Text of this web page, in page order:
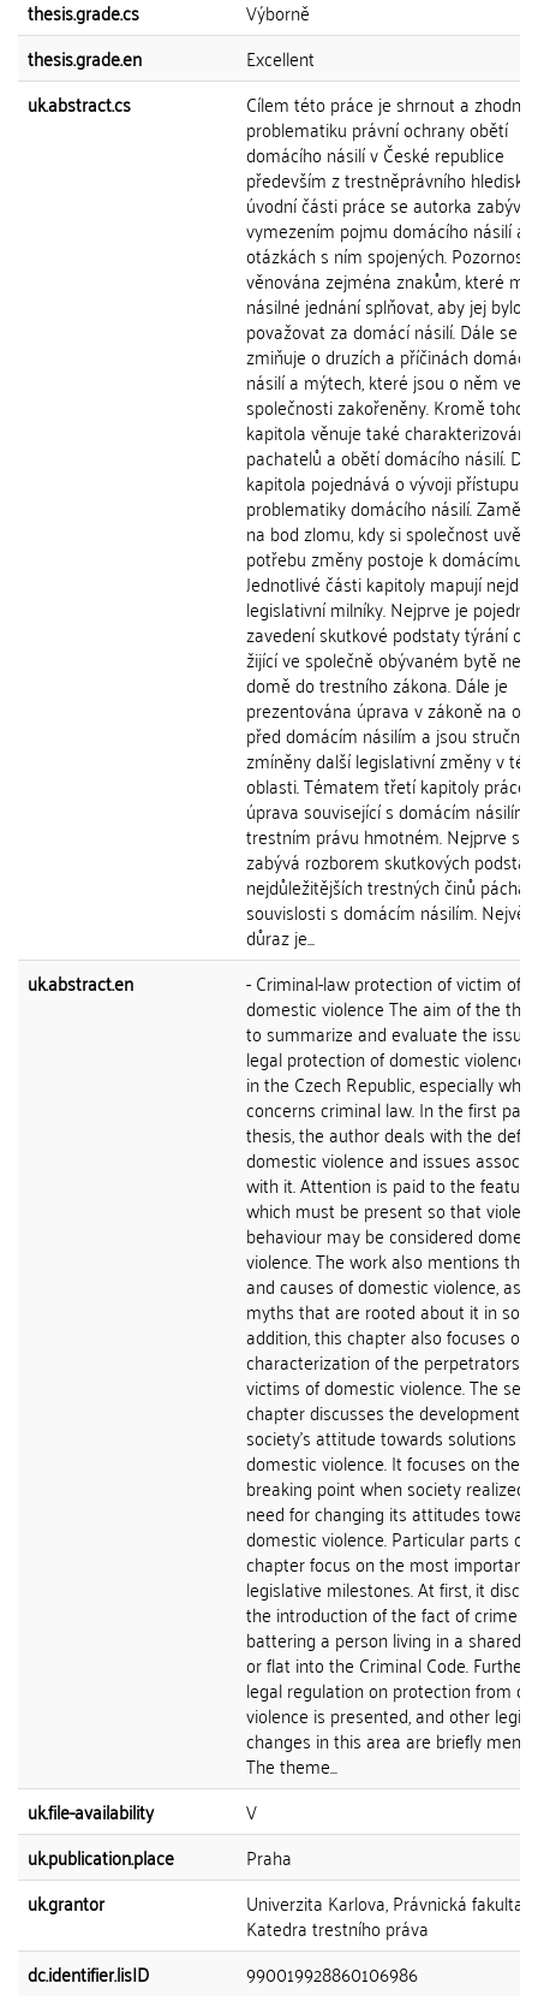
thesis.grade.cs
Výborně
thesis.grade.en
Excellent
uk.abstract.cs
Cílem této práce je shrnout a
problematiku právní ochrany obětí
domácího násilí v České republice
především z trestněprávního
úvodní části práce se autorka zabývá
vymezením pojmu domácího násilí a
otázkách s ním spojených. Pozornost
věnována zejména znakům, které
násilné jednání splňovat, aby jej bylo
považovat za domácí násilí. Dále se
zmiňuje o druzích a příčinách
násilí a mýtech, které jsou o něm ve
společnosti zakořeněny. Kromě toho
kapitola věnuje také charakterizování
pachatelů a obětí domácího násilí.
kapitola pojednává o vývoji přístupu
problematiky domácího násilí.
na bod zlomu, kdy si společnost
potřebu změny postoje k domácímu
Jednotlivé části kapitoly mapují
legislativní milníky. Nejprve je
zavedení skutkové podstaty týrání
žijící ve společně obývaném bytě
domě do trestního zákona. Dále je
prezentována úprava v zákoně na
před domácím násilím a jsou stručně
zmíněny další legislativní změny v
oblasti. Tématem třetí kapitoly práce
úprava související s domácím násilím
trestním právu hmotném. Nejprve se
zabývá rozborem skutkových podstat
nejdůležitějších trestných činů
souvislosti s domácím násilím.
důraz je...
uk.abstract.en
- Criminal-law protection of victim of
domestic violence The aim of the
to summarize and evaluate the issue
legal protection of domestic violence
in the Czech Republic, especially what
concerns criminal law. In the first
thesis, the author deals with the
domestic violence and issues
with it. Attention is paid to the
which must be present so that violent
behaviour may be considered
violence. The work also mentions the
and causes of domestic violence, as
myths that are rooted about it in
addition, this chapter also focuses on
characterization of the perpetrators
victims of domestic violence. The
chapter discusses the development
society's attitude towards solutions of
domestic violence. It focuses on the
breaking point when society realized
need for changing its attitudes
domestic violence. Particular parts of
chapter focus on the most important
legislative milestones. At first, it
the introduction of the fact of crime of
battering a person living in a shared
or flat into the Criminal Code. Further
legal regulation on protection from
violence is presented, and other
changes in this area are briefly
The theme...
uk.file-availability
V
uk.publication.place
Praha
uk.grantor
Univerzita Karlova, Právnická fakulta,
Katedra trestního práva
dc.identifier.lisID
990019928860106986